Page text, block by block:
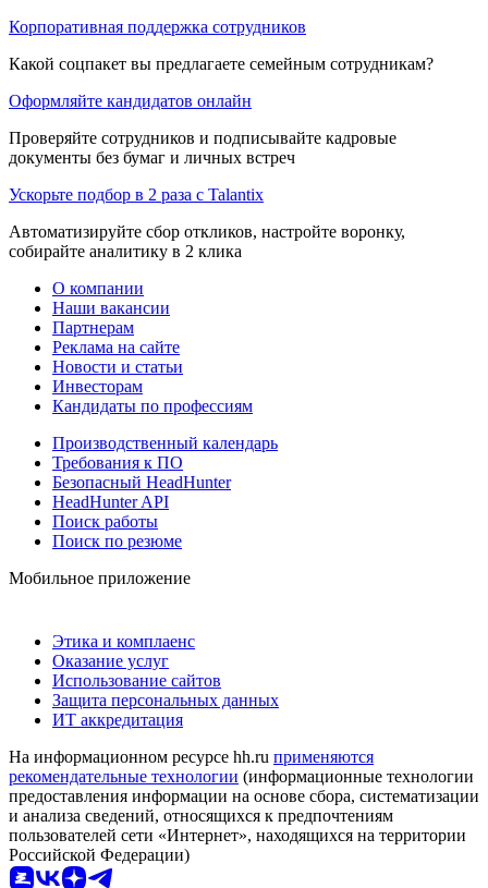
Корпоративная поддержка сотрудников
Какой соцпакет вы предлагаете семейным сотрудникам?
Оформляйте кандидатов онлайн
Проверяйте сотрудников и подписывайте кадровые
документы без бумаг и личных встреч
Ускорьте подбор в 2 раза с Talantix
Автоматизируйте сбор откликов, настройте воронку,
собирайте аналитику в 2 клика
О компании
Наши вакансии
Партнерам
Реклама на сайте
Новости и статьи
Инвесторам
Кандидаты по профессиям
Производственный календарь
Требования к ПО
Безопасный HeadHunter
HeadHunter API
Поиск работы
Поиск по резюме
Мобильное приложение
Этика и комплаенс
Оказание услуг
Использование сайтов
Защита персональных данных
ИТ аккредитация
На информационном ресурсе hh.ru применяются
рекомендательные технологии (информационные технологии
предоставления информации на основе сбора, систематизации
и анализа сведений, относящихся к предпочтениям
пользователей сети «Интернет», находящихся на территории
Российской Федерации)